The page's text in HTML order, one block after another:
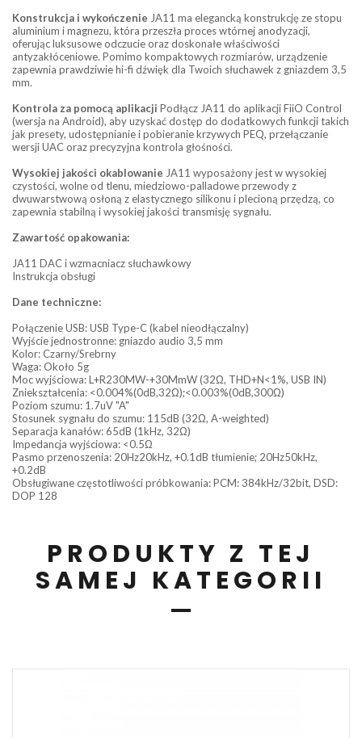
Konstrukcja i wykończenie JA11 ma elegancką konstrukcję ze stopu
aluminium i magnezu, która przeszła proces wtórnej anodyzacji,
oferując luksusowe odczucie oraz doskonałe właściwości
antyzakłóceniowe. Pomimo kompaktowych rozmiarów, urządzenie
zapewnia prawdziwie hi-fi dźwięk dla Twoich słuchawek z gniazdem 3,5
mm.
Kontrola za pomocą aplikacji Podłącz JA11 do aplikacji FiiO Control
(wersja na Android), aby uzyskać dostęp do dodatkowych funkcji takich
jak presety, udostępnianie i pobieranie krzywych PEQ, przełączanie
wersji UAC oraz precyzyjna kontrola głośności.
Wysokiej jakości okablowanie JA11 wyposażony jest w wysokiej
czystości, wolne od tlenu, miedziowo-palladowe przewody z
dwuwarstwową osłoną z elastycznego silikonu i plecioną przędzą, co
zapewnia stabilną i wysokiej jakości transmisję sygnału.
Zawartość opakowania:
JA11 DAC i wzmacniacz słuchawkowy
Instrukcja obsługi
Dane techniczne:
Połączenie USB: USB Type-C (kabel nieodłączalny)
Wyjście jednostronne: gniazdo audio 3,5 mm
Kolor: Czarny/Srebrny
Waga: Około 5g
Moc wyjściowa: L+R230MW-+30MmW (32Ω, THD+N<1%, USB IN)
Zniekształcenia: <0.004%(0dB,32Ω);<0.003%(0dB,300Ω)
Poziom szumu: 1.7uV "A"
Stosunek sygnału do szumu: 115dB (32Ω, A-weighted)
Separacja kanałów: 65dB (1kHz, 32Ω)
Impedancja wyjściowa: <0.5Ω
Pasmo przenoszenia: 20Hz20kHz, +0.1dB tłumienie; 20Hz50kHz,
+0.2dB
Obsługiwane częstotliwości próbkowania: PCM: 384kHz/32bit, DSD:
DOP 128
PRODUKTY Z TEJ
SAMEJ KATEGORII